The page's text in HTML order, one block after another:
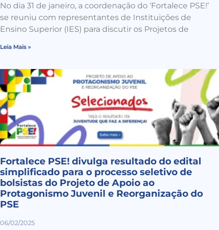
No dia 31 de janeiro, a coordenação do ‘Fortalece PSE!’
se reuniu com representantes de Instituições de
Ensino Superior (IES) para discutir os Projetos de
Leia Mais »
Fortalece PSE! divulga resultado do edital
simplificado para o processo seletivo de
bolsistas do Projeto de Apoio ao
Protagonismo Juvenil e Reorganização do
PSE
06/02/2025